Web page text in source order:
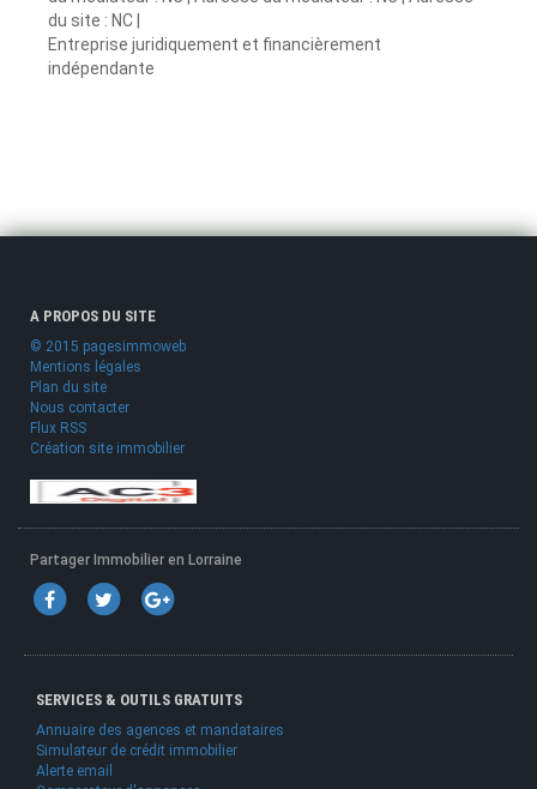
du site : NC |
Entreprise juridiquement et financièrement
indépendante
A PROPOS DU SITE
© 2015 pagesimmoweb
Mentions légales
Plan du site
Nous contacter
Flux RSS
Création site immobilier
Partager Immobilier en Lorraine
SERVICES & OUTILS GRATUITS
Annuaire des agences et mandataires
Simulateur de crédit immobilier
Alerte email